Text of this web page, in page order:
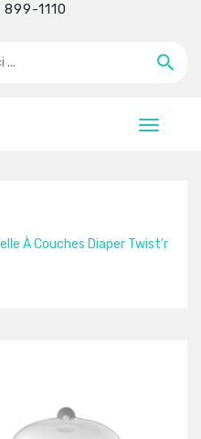
1110
À Couches Diaper Twist'r